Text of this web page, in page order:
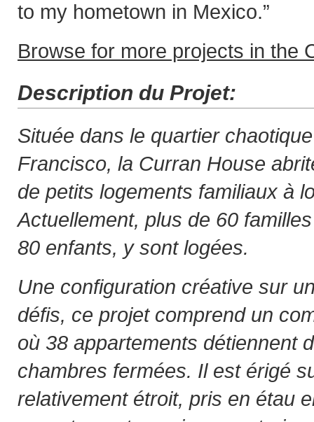
to my hometown in Mexico.”
Browse for more projects in the
Description du Projet:
Située dans le quartier
Francisco, la Curran House
de petits logements familiaux à
Actuellement, plus de 60
80 enfants, y sont logées.
Une configuration créative sur
défis, ce projet comprend un
où 38 appartements détiennent
chambres fermées. Il est érigé
relativement étroit, pris en étau